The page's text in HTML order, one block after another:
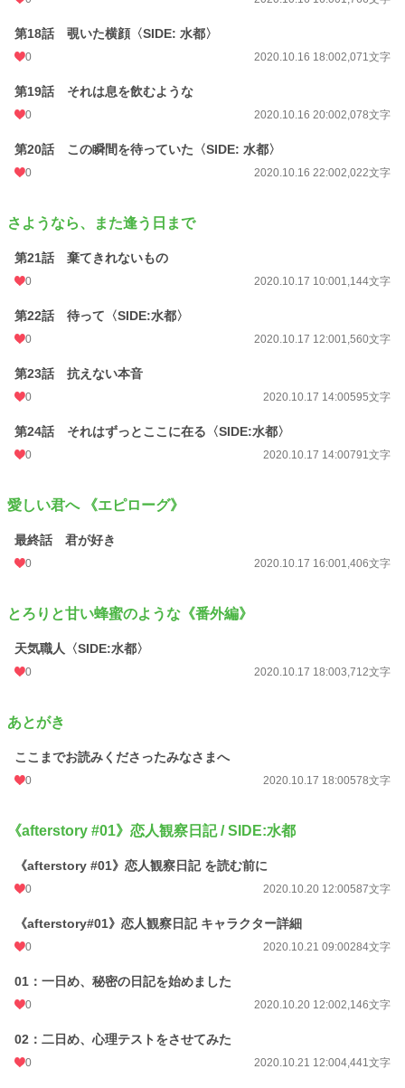
第18話 覗いた横顔〈SIDE: 水都〉
0 2020.10.16 18:002,071文字
第19話 それは息を飲むような
0 2020.10.16 20:002,078文字
第20話 この瞬間を待っていた〈SIDE: 水都〉
0 2020.10.16 22:002,022文字
さようなら、また逢う日まで
第21話 棄てきれないもの
0 2020.10.17 10:001,144文字
第22話 待って〈SIDE:水都〉
0 2020.10.17 12:001,560文字
第23話 抗えない本音
0 2020.10.17 14:00595文字
第24話 それはずっとここに在る〈SIDE:水都〉
0 2020.10.17 14:00791文字
愛しい君へ 《エピローグ》
最終話 君が好き
0 2020.10.17 16:001,406文字
とろりと甘い蜂蜜のような《番外編》
天気職人〈SIDE:水都〉
0 2020.10.17 18:003,712文字
あとがき
ここまでお読みくださったみなさまへ
0 2020.10.17 18:00578文字
《afterstory #01》恋人観察日記 / SIDE:水都
《afterstory #01》恋人観察日記 を読む前に
0 2020.10.20 12:00587文字
《afterstory#01》恋人観察日記 キャラクター詳細
0 2020.10.21 09:00284文字
01：一日め、秘密の日記を始めました
0 2020.10.20 12:002,146文字
02：二日め、心理テストをさせてみた
0 2020.10.21 12:004,441文字